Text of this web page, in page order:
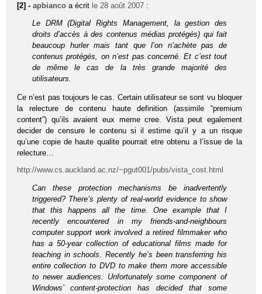
[2] -apbianco a écrit le 28 août 2007 :
Le DRM (Digital Rights Management, la gestion des
droits d’accès à des contenus médias protégés) qui fait
beaucoup hurler mais tant que l’on n’achète pas de
contenus protégés, on n’est pas concerné. Et c’est tout
de même le cas de la très grande majorité des
utilisateurs.
Ce n’est pas toujours le cas. Certain utilisateur se sont vu bloquer
la relecture de contenu haute definition (assimile “premium
content”) qu’ils avaient eux meme cree. Vista peut egalement
decider de censure le contenu si il estime qu’il y a un risque
qu’une copie de haute qualite pourrait etre obtenu a l’issue de la
relecture…
http://www.cs.auckland.ac.nz/~pgut001/pubs/vista_cost.html
Can these protection mechanisms be inadvertently
triggered? There’s plenty of real-world evidence to show
that this happens all the time. One example that I
recently encountered in my friends-and-neighbours
computer support work involved a retired filmmaker who
has a 50-year collection of educational films made for
teaching in schools. Recently he’s been transferring his
entire collection to DVD to make them more accessible
to newer audiences. Unfortunately some component of
Windows’ content-protection has decided that some